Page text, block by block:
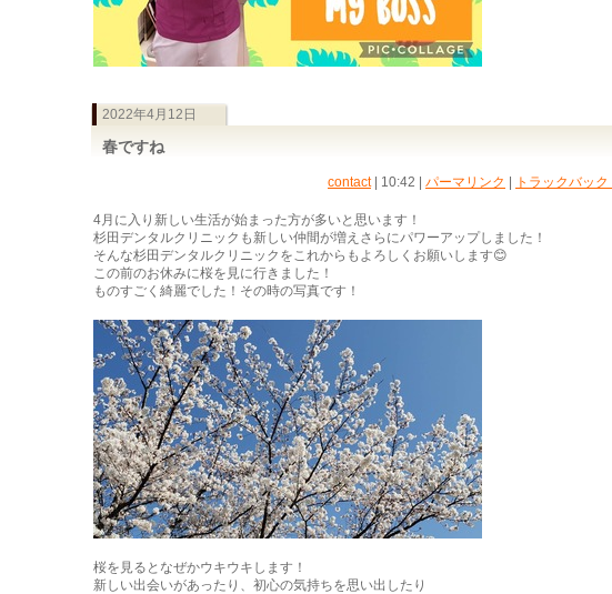
2022年4月12日
春ですね
contact| 10:42 パーマリンク トラックバック
4月に入り新しい生活が始まった方が多いと思います！
杉田デンタルクリニックも新しい仲間が増えさらにパワーアップしました！
そんな杉田デンタルクリニックをこれからもよろしくお願いします😊
この前のお休みに桜を見に行きました！
ものすごく綺麗でした！その時の写真です！
桜を見るとなぜかウキウキします！
新しい出会いがあったり、初心の気持ちを思い出したり